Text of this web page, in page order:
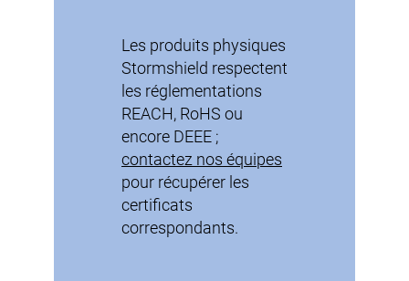
Les produits physiques
Stormshield respectent
les réglementations
REACH, RoHS ou
encore DEEE ;
contactez nos équipes
pour récupérer les
certificats
correspondants.